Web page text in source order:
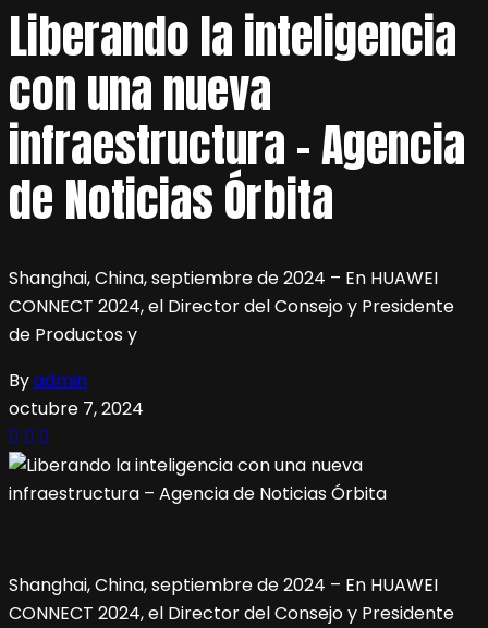
Liberando la inteligencia
con una nueva
infraestructura – Agencia
de Noticias Órbita
Shanghai, China, septiembre de 2024 – En HUAWEI
CONNECT 2024, el Director del Consejo y Presidente
de Productos y
Byadmin
octubre 7, 2024
Shanghai, China, septiembre de 2024 – En HUAWEI
CONNECT 2024, el Director del Consejo y Presidente